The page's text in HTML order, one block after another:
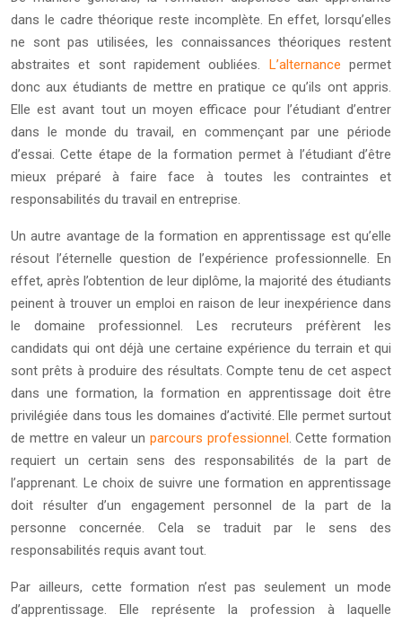
dans le cadre théorique reste incomplète. En effet, lorsqu’elles
ne sont pas utilisées, les connaissances théoriques restent
abstraites et sont rapidement oubliées. L’alternance permet
donc aux étudiants de mettre en pratique ce qu’ils ont appris.
Elle est avant tout un moyen efficace pour l’étudiant d’entrer
dans le monde du travail, en commençant par une période
d’essai. Cette étape de la formation permet à l’étudiant d’être
mieux préparé à faire face à toutes les contraintes et
responsabilités du travail en entreprise.
Un autre avantage de la formation en apprentissage est qu’elle
résout l’éternelle question de l’expérience professionnelle. En
effet, après l’obtention de leur diplôme, la majorité des étudiants
peinent à trouver un emploi en raison de leur inexpérience dans
le domaine professionnel. Les recruteurs préfèrent les
candidats qui ont déjà une certaine expérience du terrain et qui
sont prêts à produire des résultats. Compte tenu de cet aspect
dans une formation, la formation en apprentissage doit être
privilégiée dans tous les domaines d’activité. Elle permet surtout
de mettre en valeur un parcours professionnel. Cette formation
requiert un certain sens des responsabilités de la part de
l’apprenant. Le choix de suivre une formation en apprentissage
doit résulter d’un engagement personnel de la part de la
personne concernée. Cela se traduit par le sens des
responsabilités requis avant tout.
Par ailleurs, cette formation n’est pas seulement un mode
d’apprentissage. Elle représente la profession à laquelle